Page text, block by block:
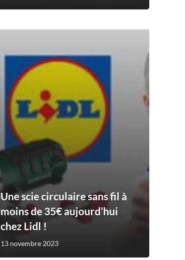
Une scie circulaire sans fil à
moins de 35€ aujourd’hui
chez Lidl !
13 novembre 2023